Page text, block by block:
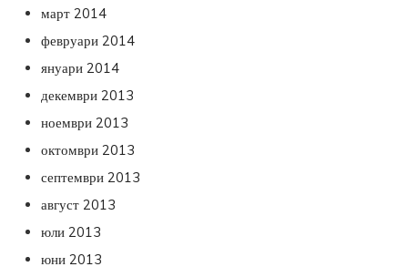
март 2014
февруари 2014
януари 2014
декември 2013
ноември 2013
октомври 2013
септември 2013
август 2013
юли 2013
юни 2013